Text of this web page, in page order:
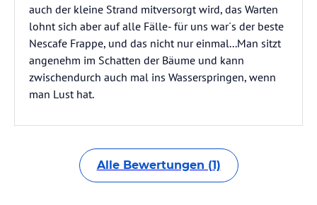
auch der kleine Strand mitversorgt wird, das Warten
lohnt sich aber auf alle Fälle- für uns war´s der beste
Nescafe Frappe, und das nicht nur einmal...Man sitzt
angenehm im Schatten der Bäume und kann
zwischendurch auch mal ins Wasserspringen, wenn
man Lust hat.
Alle Bewertungen (1)